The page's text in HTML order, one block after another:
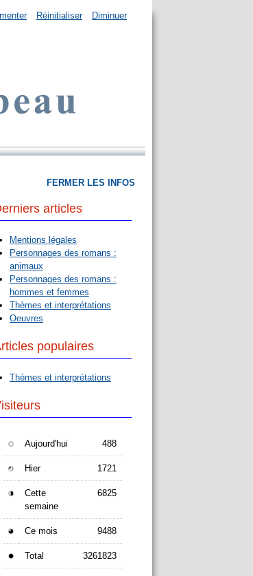
Réinitialiser Diminuer
FERMER LES INFOS
articles
Mentions légales
Personnages des romans :
animaux
Personnages des romans :
hommes et femmes
Thèmes et interprétations
Oeuvres
populaires
Thèmes et interprétations
Aujourd'hui 488
Hier 1721
Cette
semaine
6825
Ce mois 9488
Total 3261823